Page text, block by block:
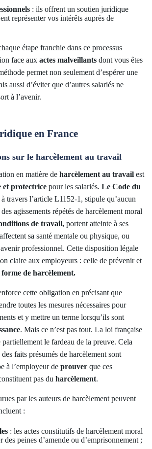
: ils offrent un soutien juridique
représenter vos intérêts auprès de
étape franchie dans ce processus
face aux actes malveillants dont vous êtes
permet non seulement d’espérer une
aussi d’éviter que d’autres salariés ne
à l’avenir.
en France
sur le harcèlement au travail
en matière de harcèlement au travail est
et protectrice pour les salariés. Le Code du
travers l’article L1152-1, stipule qu’aucun
agissements répétés de harcèlement moral
de travail, portent atteinte à ses
sa santé mentale ou physique, ou
professionnel. Cette disposition légale
claire aux employeurs : celle de prévenir et
de harcèlement.
cette obligation en précisant que
toutes les mesures nécessaires pour
et y mettre un terme lorsqu’ils sont
. Mais ce n’est pas tout. La loi française
partiellement le fardeau de la preuve. Cela
faits présumés de harcèlement sont
à l’employeur de prouver que ces
pas du harcèlement.
par les auteurs de harcèlement peuvent
:
: les actes constitutifs de harcèlement moral
des peines d’amende ou d’emprisonnement ;